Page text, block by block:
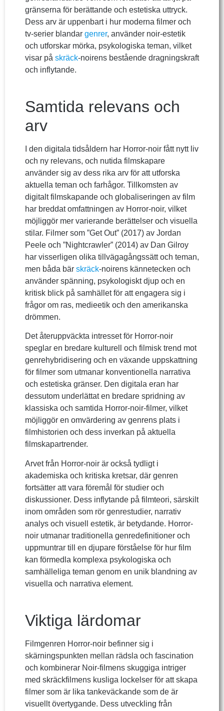
gränserna för berättande och estetiska uttryck.
Dess arv är uppenbart i hur moderna filmer och
tv-serier blandar genrer, använder noir-estetik
och utforskar mörka, psykologiska teman, vilket
visar på skräck-noirens bestående dragningskraft
och inflytande.
Samtida relevans och
arv
I den digitala tidsåldern har Horror-noir fått nytt liv
och ny relevans, och nutida filmskapare
använder sig av dess rika arv för att utforska
aktuella teman och farhågor. Tillkomsten av
digitalt filmskapande och globaliseringen av film
har breddat omfattningen av Horror-noir, vilket
möjliggör mer varierande berättelser och visuella
stilar. Filmer som ”Get Out” (2017) av Jordan
Peele och ”Nightcrawler” (2014) av Dan Gilroy
har visserligen olika tillvägagångssätt och teman,
men båda bär skräck-noirens kännetecken och
använder spänning, psykologiskt djup och en
kritisk blick på samhället för att engagera sig i
frågor om ras, medieetik och den amerikanska
drömmen.
Det återuppväckta intresset för Horror-noir
speglar en bredare kulturell och filmisk trend mot
genrehybridisering och en växande uppskattning
för filmer som utmanar konventionella narrativa
och estetiska gränser. Den digitala eran har
dessutom underlättat en bredare spridning av
klassiska och samtida Horror-noir-filmer, vilket
möjliggör en omvärdering av genrens plats i
filmhistorien och dess inverkan på aktuella
filmskapartrender.
Arvet från Horror-noir är också tydligt i
akademiska och kritiska kretsar, där genren
fortsätter att vara föremål för studier och
diskussioner. Dess inflytande på filmteori, särskilt
inom områden som rör genrestudier, narrativ
analys och visuell estetik, är betydande. Horror-
noir utmanar traditionella genredefinitioner och
uppmuntrar till en djupare förståelse för hur film
kan förmedla komplexa psykologiska och
samhälleliga teman genom en unik blandning av
visuella och narrativa element.
Viktiga lärdomar
Filmgenren Horror-noir befinner sig i
skärningspunkten mellan rädsla och fascination
och kombinerar Noir-filmens skuggiga intriger
med skräckfilmens kusliga lockelser för att skapa
filmer som är lika tankeväckande som de är
visuellt övertygande. Dess utveckling från